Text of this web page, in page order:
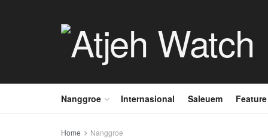
Nanggroe Internasional Saleuem Feature
Home Nanggroe